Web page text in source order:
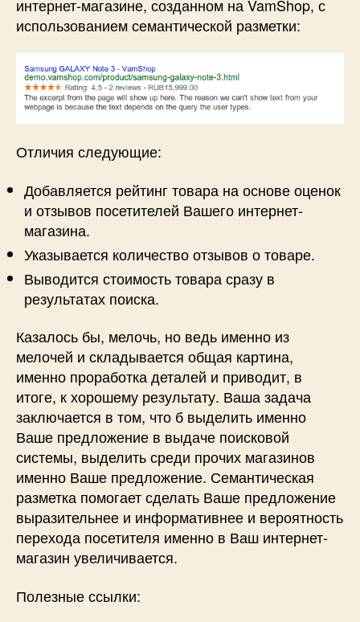
интернет-магазине, созданном на VamShop, с
использованием семантической разметки:
Отличия следующие:
Добавляется рейтинг товара на основе оценок
и отзывов посетителей Вашего интернет-
магазина.
Указывается количество отзывов о товаре.
Выводится стоимость товара сразу в
результатах поиска.
Казалось бы, мелочь, но ведь именно из
мелочей и складывается общая картина,
именно проработка деталей и приводит, в
итоге, к хорошему результату. Ваша задача
заключается в том, что б выделить именно
Ваше предложение в выдаче поисковой
системы, выделить среди прочих магазинов
именно Ваше предложение. Семантическая
разметка помогает сделать Ваше предложение
выразительнее и информативнее и вероятность
перехода посетителя именно в Ваш интернет-
магазин увеличивается.
Полезные ссылки: